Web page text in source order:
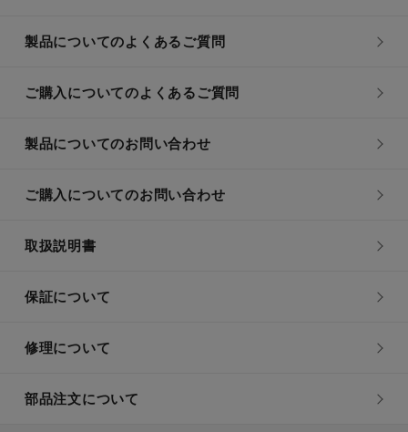
製品についてのよくあるご質問
ご購入についてのよくあるご質問
製品についてのお問い合わせ
ご購入についてのお問い合わせ
取扱説明書
保証について
修理について
部品注文について